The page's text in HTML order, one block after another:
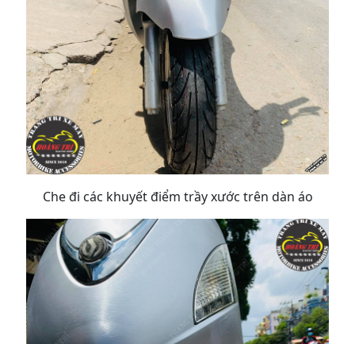
Che đi các khuyết điểm trầy xước trên dàn áo